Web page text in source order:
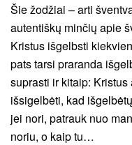
Šie žodžiai – arti
autentiškų minčių apie
Kristus išgelbsti
pats tarsi praranda
suprasti ir kitaip:
išsigelbėti, kad
jei nori, patrauk nuo
noriu, o kaip tu…